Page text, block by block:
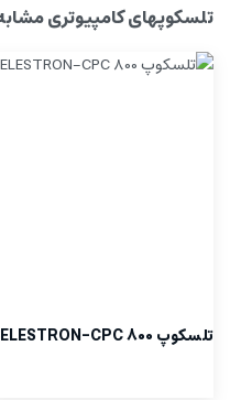
تلسکوپهای کامپیوتری
تلسکوپ CELESTRON-CPC 800